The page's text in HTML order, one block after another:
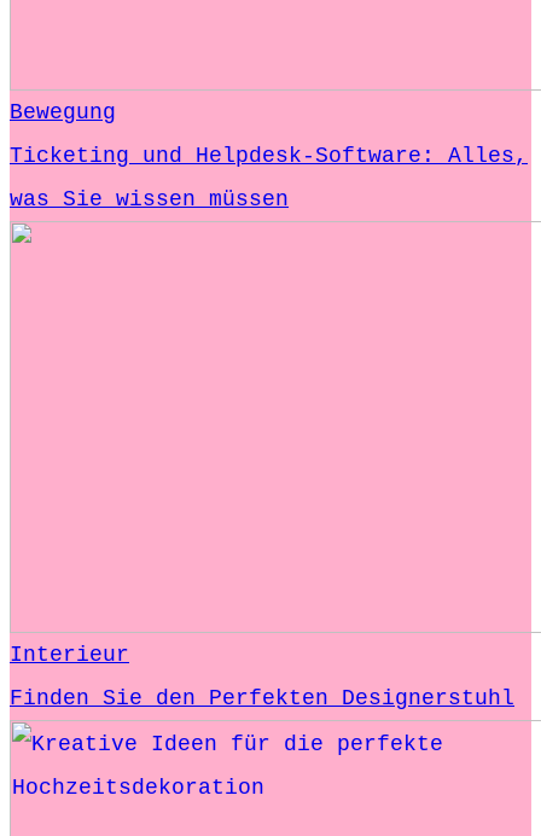
Bewegung
Ticketing und Helpdesk-Software: Alles,
was Sie wissen müssen
Interieur
Finden Sie den Perfekten Designerstuhl